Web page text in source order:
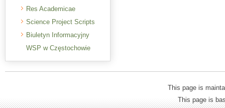
Res Academicae
Science Project Scripts
Biuletyn Informacyjny
WSP w Częstochowie
This page is
This page is